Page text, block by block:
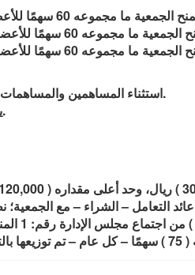
استثناء المساهمين.
يسري العمل بهذا التعديل اعتبارًا من العام المالي الحالي 2023.